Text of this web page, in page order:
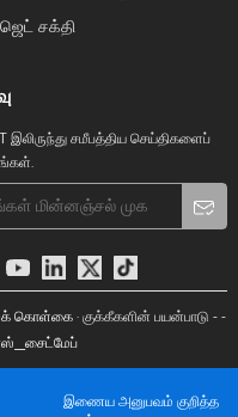
சக்தி
இலிருந்து சமீபத்திய செய்திகளைப்
கொள்கை· குக்கீகளின் பயன்பாடு - -
இணைய அனுபவம் குறித்த